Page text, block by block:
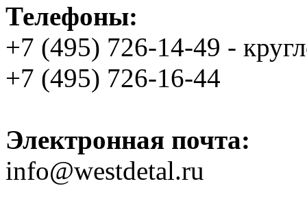
Телефоны:
+7 (495) 726-14-49 -
+7 (495) 726-16-44
Электронная почта:
info@westdetal.ru